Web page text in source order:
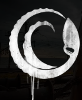
Aller
au
contenu